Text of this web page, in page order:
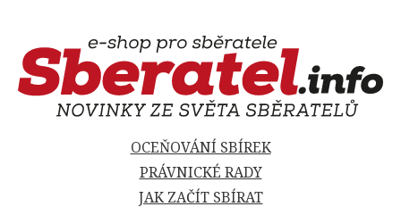
OCEŇOVÁNÍ SBÍREK
PRÁVNICKÉ RADY
JAK ZAČÍT SBÍRAT